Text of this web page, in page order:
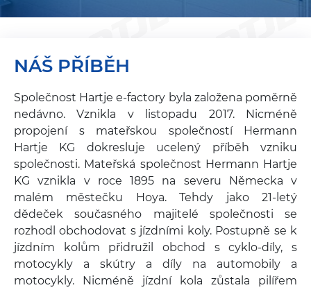
NÁŠ PŘÍBĚH
Společnost Hartje e-factory byla založena poměrně
nedávno. Vznikla v listopadu 2017. Nicméně
propojení s mateřskou společností Hermann
Hartje KG dokresluje ucelený příběh vzniku
společnosti. Mateřská společnost Hermann Hartje
KG vznikla v roce 1895 na severu Německa v
malém městečku Hoya. Tehdy jako 21-letý
dědeček současného majitelé společnosti se
rozhodl obchodovat s jízdními koly. Postupně se k
jízdním kolům přidružil obchod s cyklo-díly, s
motocykly a skútry a díly na automobily a
motocykly. Nicméně jízdní kola zůstala pilířem